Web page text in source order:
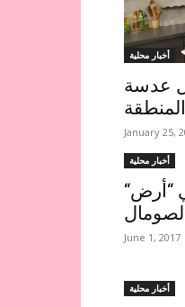
أخبار محلية
عدسة
January 25,
أخبار محلية
“البن الإثيوبي”… نكهة الجوار في “أرض
June 1, 2017
أخبار محلية